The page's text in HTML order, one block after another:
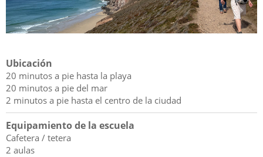
Ubicación
20 minutos a pie hasta la playa
20 minutos a pie del mar
2 minutos a pie hasta el centro de la ciudad
Equipamiento de la escuela
Cafetera / tetera
2 aulas